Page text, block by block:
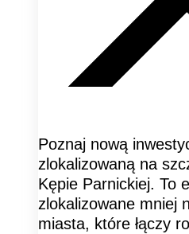
Poznaj nową
zlokalizowaną na
Kępie Parnickiej. To
zlokalizowane mniej
miasta, które łączy